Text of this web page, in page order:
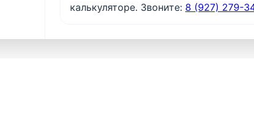
калькуляторе. Звоните: 8 (927) 279-